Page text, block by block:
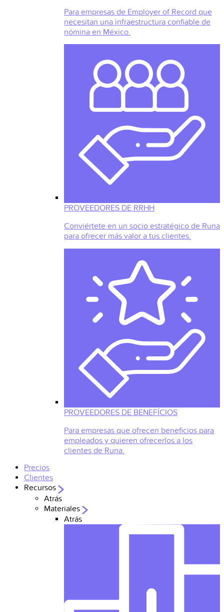
Para empresas de Employer of Record que
necesitan una infraestructura confiable de
nómina en México.
PROVEEDORES DE RRHH
Conviértete en un socio estratégico de Runa
para ofrecer más valor a tus clientes.
PROVEEDORES DE BENEFÍCIOS
Para empresas que ofrecen beneficios para
empleados y quieren ofrecerlos a los
clientes de Runa.
Precios
Clientes
Recursos
Atrás
Materiales
Atrás